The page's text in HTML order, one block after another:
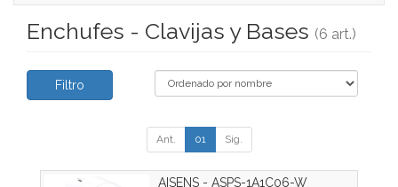
Enchufes - Clavijas y Bases (6 art.)
Filtro
Ant. 01 Sig.
AISENS - ASPS-1A1C06-W